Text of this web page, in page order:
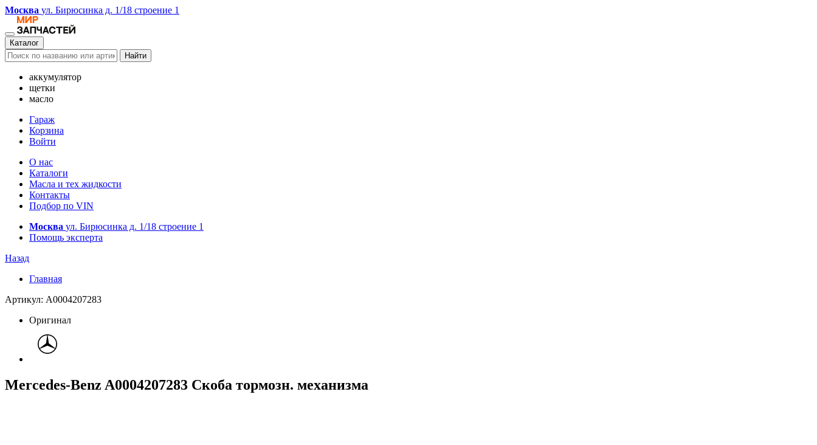
Москва ул. Бирюсинка д. 1/18 строение 1
Каталог
Найти
аккумулятор
щетки
масло
Гараж
Корзина
Войти
О нас
Каталоги
Масла и тех жидкости
Контакты
Подбор по VIN
Москва ул. Бирюсинка д. 1/18 строение 1
Помощь эксперта
Назад
Главная
Артикул: A0004207283
Оригинал
Mercedes-Benz A0004207283 Скоба тормозн. механизма